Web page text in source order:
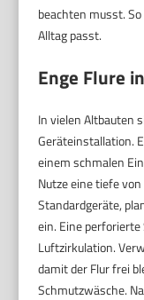
beachten musst.
Alltag passt.
Enge Flure
In vielen Altbauten
Geräteinstallation.
einem schmalen
Nutze eine tiefe
Standardgeräte,
ein. Eine
Luftzirkulation.
damit der Flur frei
Schmutzwäsche.